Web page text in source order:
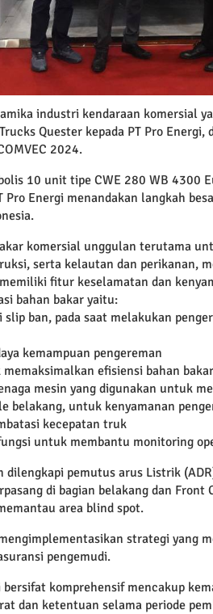
industri kendaraan komersial
Quester kepada PT Pro
2024.
10 unit tipe CWE 280 WB 4300
Pro Energi menandakan langkah
komersial unggulan terutama
serta kelautan dan perikanan,
fitur keselamatan dan
bahan bakar yaitu:
ban, pada saat melakukan
kemampuan pengereman
efisiensi bahan
mesin yang digunakan untuk
belakang, untuk kenyamanan
kecepatan truk
untuk membantu monitoring
pemutus arus Listrik
di bagian belakang dan
area blind spot.
strategi yang
pengemudi.
komprehensif mencakup
dan ketentuan selama periode